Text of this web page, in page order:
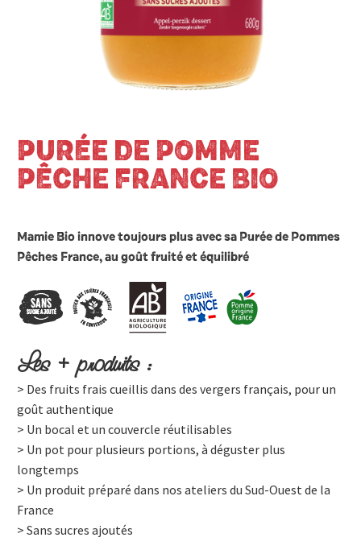
PURÉE DE POMME
PÊCHE FRANCE BIO
Mamie Bio innove toujours plus avec sa Purée de Pommes
Pêches France, au goût fruité et équilibré
Les + produits :
> Des fruits frais cueillis dans des vergers français, pour un
goût authentique
> Un bocal et un couvercle réutilisables
> Un pot pour plusieurs portions, à déguster plus
longtemps
> Un produit préparé dans nos ateliers du Sud-Ouest de la
France
> Sans sucres ajoutés